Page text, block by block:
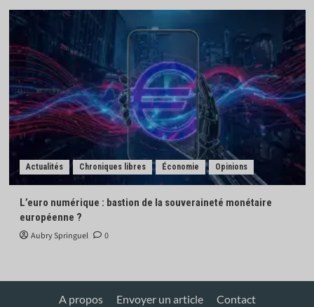
Actualités Chroniques libres Économie Opinions
L’euro numérique : bastion de la souveraineté monétaire
européenne ?
Aubry Springuel 0
A propos Envoyer un article Contact